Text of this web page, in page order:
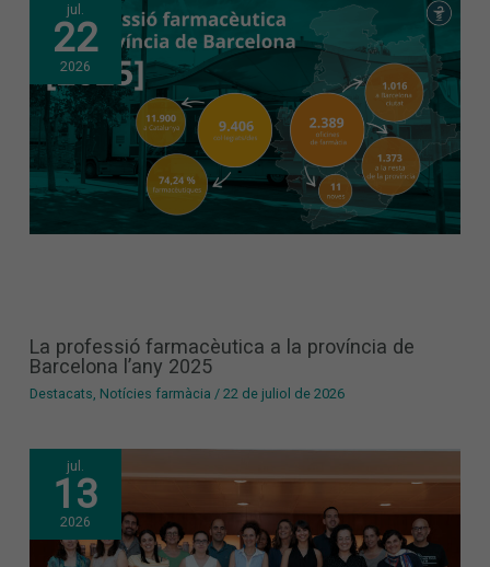
jul.
22
2026
La professió farmacèutica a la província de
Barcelona l’any 2025
Destacats, Notícies farmàcia /22 de juliol de 2026
jul.
13
2026